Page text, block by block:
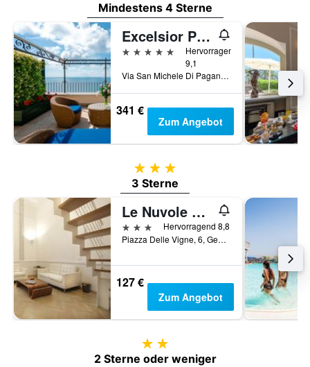
Mindestens 4 Sterne
Excelsior Palace Portofino Coast
5 Sterne
Hervorragend
9,1
Via San Michele Di Pagana 8, Rapallo, Genoa, Italien
341 €
Zum Angebot
3 Sterne
3 Sterne
Le Nuvole Residenza d'epoca
3 Sterne
Hervorragend 8,8
Piazza Delle Vigne, 6, Genua, Genoa, Italien
127 €
Zum Angebot
2 Sterne
2 Sterne oder weniger